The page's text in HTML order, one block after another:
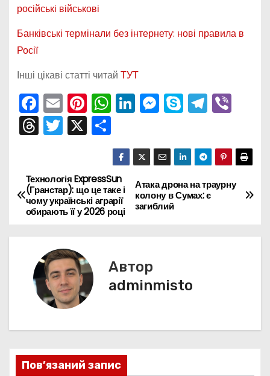
російські військові
Банківські термінали без інтернету: нові правила в
Росії
Інші цікаві статті читай ТУТ
F
a
c
b
o
o
k
E
m
ai
Pi
nt
er
st
W
h
a
ts
A
p
p
Li
n
k
e
dI
n
M
e
s
s
e
n
g
er
S
k
y
p
e
T
el
e
gr
a
m
Vi
er
T
hr
a
d
s
T
w
er
X П
о
ді
л
и
т
и
с
я
Н
а
в
ц
Атака дрона на траурну
колону в Сумах: є
загиблий
Технологія ExpressSun
(Гранстар): що це таке і
чому українські аграрії
обирають її у 2026 році
Автор
adminmisto
Пов’язаний запис